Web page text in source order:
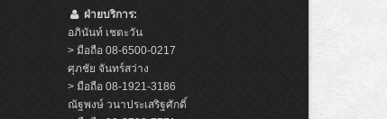
ฝ่ายบริการ:
อภินันท์ เชตะวัน
> มือถือ 08-6500-0217
ศุภชัย จันทร์สว่าง
> มือถือ 08-1921-3186
ณัฐพงษ์ วนาประเสริฐศักดิ์